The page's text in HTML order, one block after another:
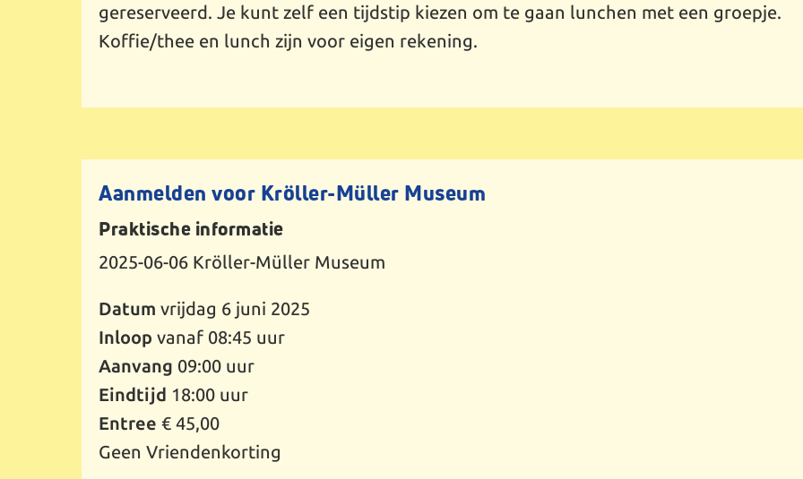
gereserveerd. Je kunt zelf een tijdstip kiezen om te gaan lunchen met een groepje.
Koffie/thee en lunch zijn voor eigen rekening.
Aanmelden voor Kröller-Müller Museum
Praktische informatie
2025-06-06 Kröller-Müller Museum
Datum vrijdag 6 juni 2025
Inloop vanaf 08:45 uur
Aanvang 09:00 uur
Eindtijd 18:00 uur
Entree € 45,00
Geen Vriendenkorting